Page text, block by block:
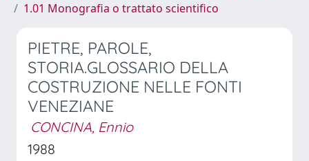
1.01 Monografia o trattato scientifico
PIETRE, PAROLE,
STORIA.GLOSSARIO DELLA
COSTRUZIONE NELLE FONTI
VENEZIANE
CONCINA, Ennio
1988